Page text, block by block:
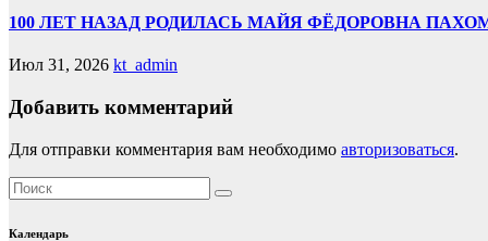
100 ЛЕТ НАЗАД РОДИЛАСЬ МАЙЯ ФЁДОРОВНА
Июл 31, 2026 kt_admin
Добавить комментарий
Для отправки комментария вам необходимо авторизоваться.
Календарь